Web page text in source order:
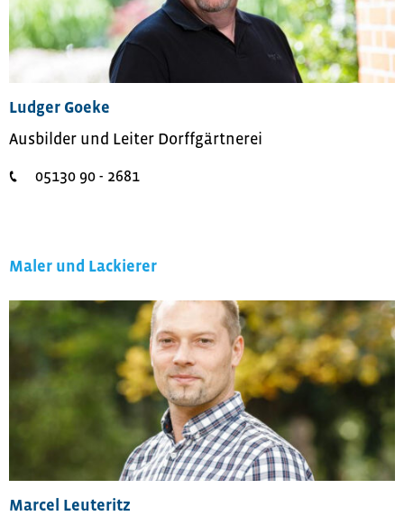
Ludger Goeke
Ausbilder und Leiter Dorffgärtnerei
05130 90 - 2681
Maler und Lackierer
Marcel Leuteritz